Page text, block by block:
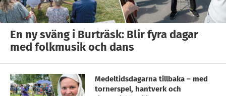
En ny sväng i Burträsk: Blir fyra dagar
med folkmusik och dans
Medeltidsdagarna tillbaka – med
tornerspel, hantverk och